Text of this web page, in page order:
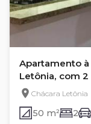
Apartamento à
Letônia, com 2
Chácara Letônia
50 m² 2